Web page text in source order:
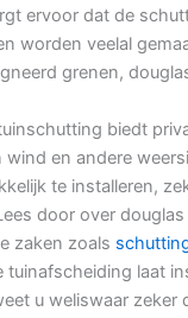
ervoor dat de
worden veelal
grenen,
biedt
en andere
te installeren,
door over
zaken zoals
tuinafscheiding laat
u weliswaar zeker